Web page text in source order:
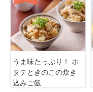
うま味たっぷり！ ホ
タテときのこの炊き
込みご飯